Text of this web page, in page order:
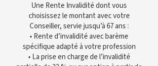
Une Rente Invalidité dont vous
choisissez le montant avec votre
Conseiller, servie jusqu’à 67 ans :
• Rente d’invalidité avec barème
spécifique adapté à votre profession
• La prise en charge de l’invalidité